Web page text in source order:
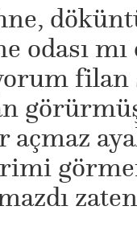
odası
filan
açmaz